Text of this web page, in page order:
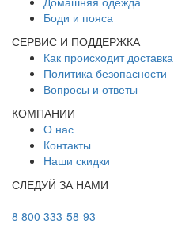
Боди и пояса
СЕРВИС И ПОДДЕРЖКА
Как происходит доставка
Политика безопасности
Вопросы и ответы
КОМПАНИИ
О нас
Контакты
Наши скидки
СЛЕДУЙ ЗА НАМИ
8 800 333-58-93